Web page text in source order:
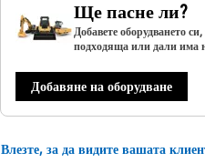
Ще пасне ли?
Добавете оборудването
подходяща или дали има
Добавяне на оборудване
Влезте, за да видите вашата